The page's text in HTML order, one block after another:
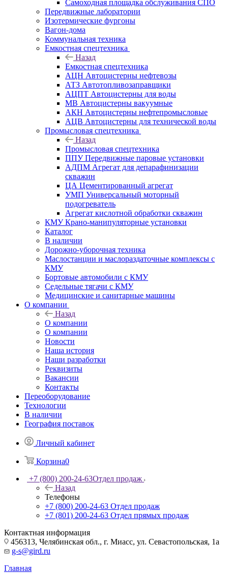
Самоходная площадка обслуживания СПО
Передвижные лаборатории
Изотермические фургоны
Вагон-дома
Коммунальная техника
Емкостная спецтехника
Назад
Емкостная спецтехника
АЦН Автоцистерны нефтевозы
АТЗ Автотопливозаправщики
АЦПТ Автоцистерны для воды
МВ Автоцистерны вакуумные
АКН Автоцистерны нефтепромысловые
АЦВ Автоцистерны для технической воды
Промысловая спецтехника
Назад
Промысловая спецтехника
ППУ Передвижные паровые установки
АДПМ Агрегат для депарафинизации
скважин
ЦА Цементированный агрегат
УМП Универсальный моторный
подогреватель
Агрегат кислотной обработки скважин
КМУ Крано-манипуляторные установки
Каталог
В наличии
Дорожно-уборочная техника
Маслостанции и маслораздаточные комплексы с
КМУ
Бортовые автомобили с КМУ
Седельные тягачи с КМУ
Медицинские и санитарные машины
О компании
Назад
О компании
О компании
Новости
Наша история
Наши разработки
Реквизиты
Вакансии
Контакты
Переоборудование
Технологии
В наличии
География поставок
Личный кабинет
Корзина0
+7 (800) 200-24-63Отдел продаж
Назад
Телефоны
+7 (800) 200-24-63 Отдел продаж
+7 (801) 200-24-63 Отдел прямых продаж
Контактная информация
456313, Челябинская обл., г. Миасс, ул. Севастопольская, 1а
g-s@gird.ru
Главная